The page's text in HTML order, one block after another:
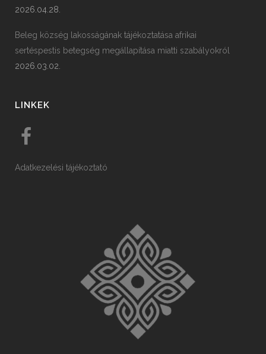
2026.04.28.
Beleg község lakosságának tájékoztatása afrikai
sertéspestis betegség megállapítása miatti szabályokról
2026.03.02.
LINKEK
Adatkezelési tájékoztató